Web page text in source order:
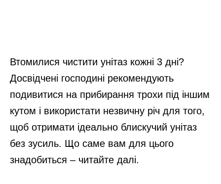
Втомилися чистити унітаз кожні 3 дні?
Досвідчені господині рекомендують
подивитися на прибирання трохи під іншим
кутом і використати незвичну річ для того,
щоб отримати ідеально блискучий унітаз
без зусиль. Що саме вам для цього
знадобиться – читайте далі.